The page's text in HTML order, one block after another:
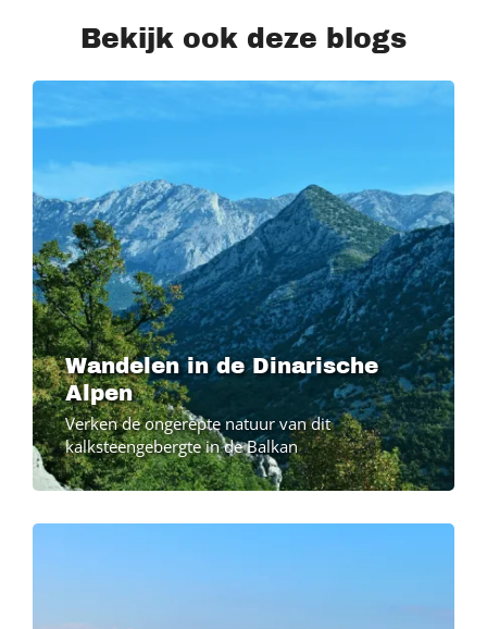
Bekijk ook deze blogs
Wandelen in de Dinarische
Alpen
Verken de ongerepte natuur van dit
kalksteengebergte in de Balkan